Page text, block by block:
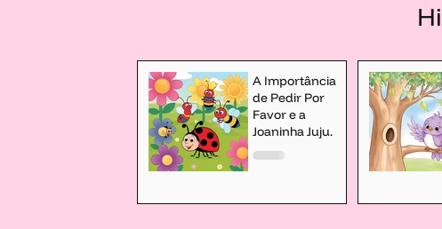
A Importância
de Pedir Por
Favor e a
Joaninha Juju.